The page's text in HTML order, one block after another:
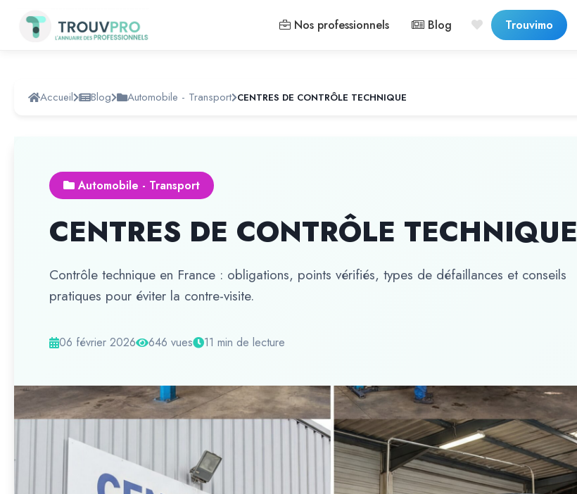
Nos professionnels Blog Trouvimo
Accueil Blog Automobile - Transport CENTRES DE CONTRÔLE TECHNIQUE
Automobile - Transport
CENTRES DE CONTRÔLE TECHNIQUE
Contrôle technique en France : obligations, points vérifiés, types de défaillances et conseils
pratiques pour éviter la contre-visite.
06 février 2026 646 vues 11 min de lecture